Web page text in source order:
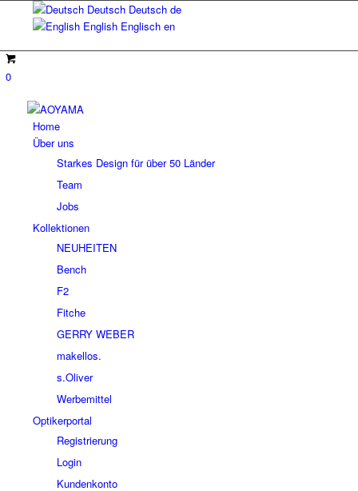
Deutsch Deutsch de
English Englisch en
0
Home
Über uns
Starkes Design für über 50 Länder
Team
Jobs
Kollektionen
NEUHEITEN
Bench
F2
Fitche
GERRY WEBER
makellos.
s.Oliver
Werbemittel
Optikerportal
Registrierung
Login
Kundenkonto